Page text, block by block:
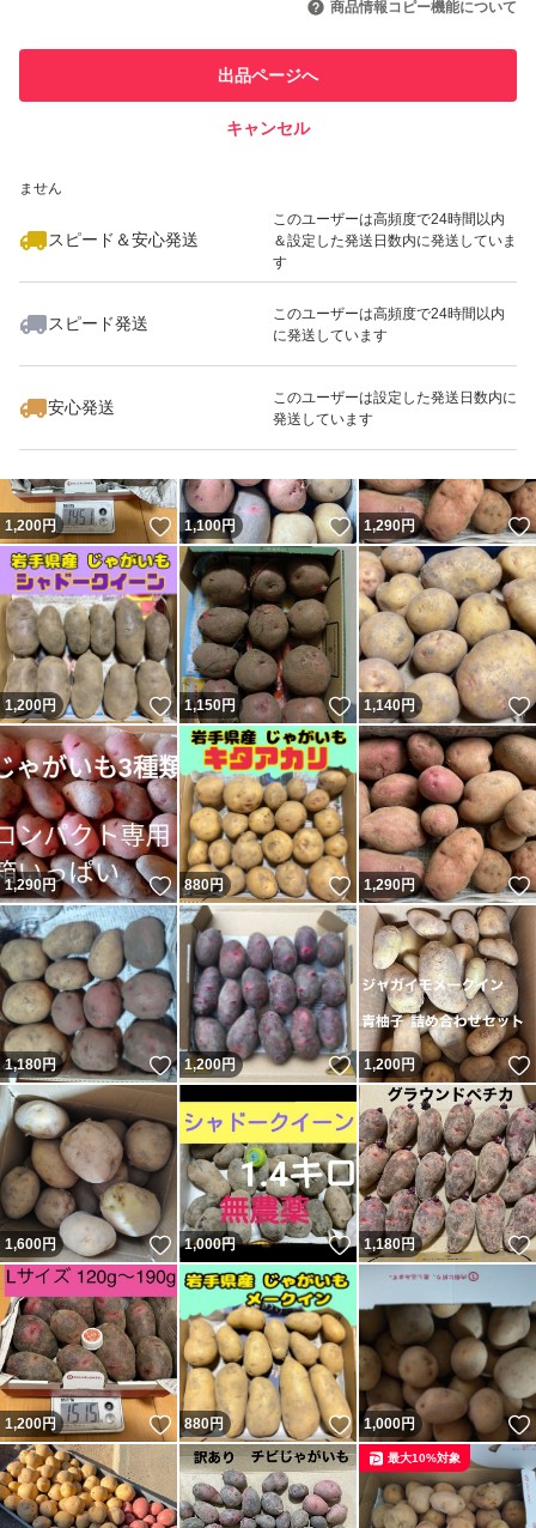
での取引実績があります
ません
スピード＆安心発送
このユーザーは高頻度で24時間以内
＆設定した発送日数内に発送していま
す
スピード発送
このユーザーは高頻度で24時間以内
に発送しています
安心発送
このユーザーは設定した発送日数内に
発送しています
商品情報コピー機能について
出品ページへ
キャンセル
いいね！
1,200
1,200円 いいね！
1,100円 いいね！
1,290円
1,200円 いいね！
1,150円 いいね！
1,140円
1,290円 いいね！
880円 いいね！
1,290円
1,180円 いいね！
1,200円 いいね！
1,200円
1,600円 いいね！
1,000円 いいね！
1,180円
1,200円 いいね！
880円 いいね！
1,000円
最大10%対象